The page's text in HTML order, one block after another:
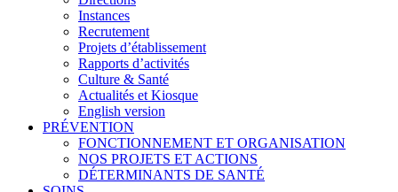
Instances
Recrutement
Projets d’établissement
Rapports d’activités
Culture & Santé
Actualités et Kiosque
English version
PRÉVENTION
FONCTIONNEMENT ET ORGANISATION
NOS PROJETS ET ACTIONS
DÉTERMINANTS DE SANTÉ